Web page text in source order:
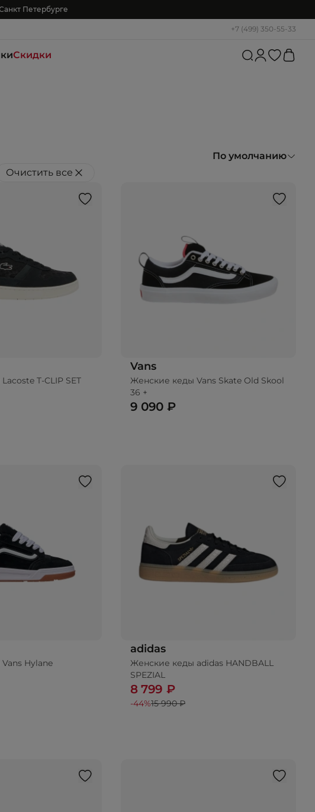
Петербурге
+7 (499) 350-55-33
Скидки
По умолчанию
Очистить все
T-CLIP SET
Vans
Женские кеды Vans Skate Old Skool
36 +
9 090 ₽
Hylane
adidas
Женские кеды adidas HANDBALL
SPEZIAL
8 799 ₽
-44%15 990 ₽